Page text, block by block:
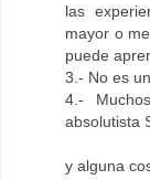
las
mayor o
puede
3.- No es
4.-
absolutista
y alguna